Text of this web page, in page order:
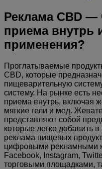
Реклама CBD —
приема внутрь
применения?
Проглатываемые
CBD, которые
пищеварительную
систему. На рынке есть
приема внутрь, включая
мягкие гели и мед.
представляют собой
которые легко добавить
реклама пищевых
цифровыми рекламными
Facebook, Instagram,
торговыми площадками,